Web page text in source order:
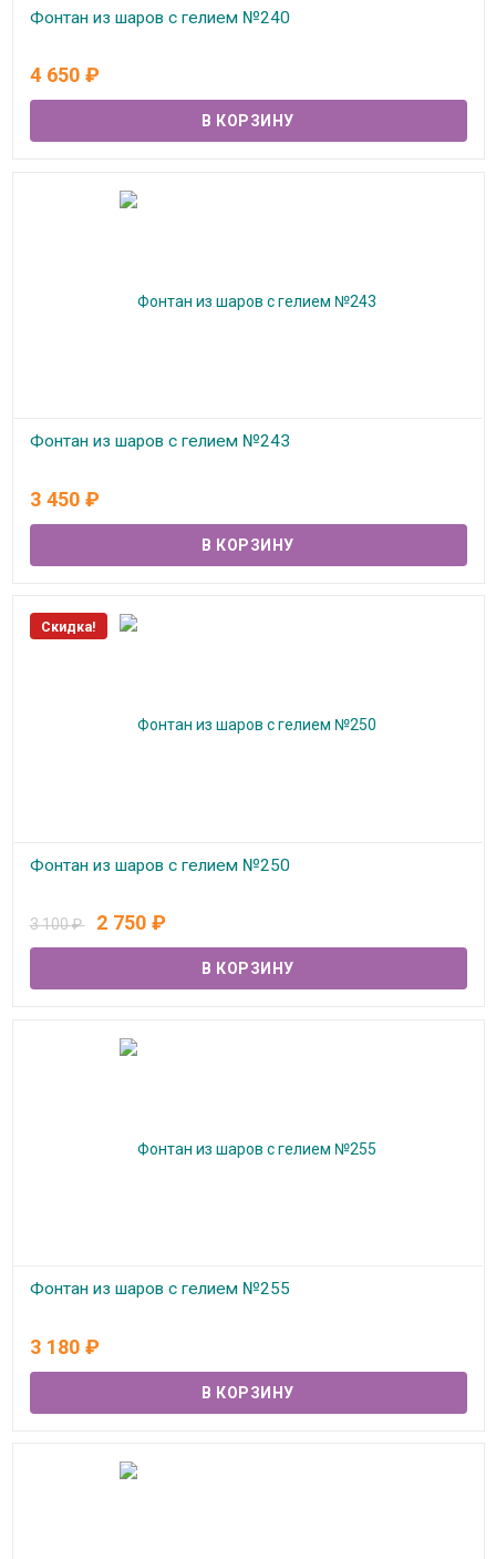
Фонтан из шаров с гелием №240
4 650 ₽
Фонтан из шаров с гелием №243
3 450 ₽
Скидка!
Фонтан из шаров с гелием №250
3 100₽ 2 750 ₽
Фонтан из шаров с гелием №255
3 180 ₽